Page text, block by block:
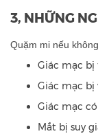
3, NHỮNG
Quặm mi nếu
Giác mạc
Giác mạc bị
Giác mạc có
Mắt bị suy